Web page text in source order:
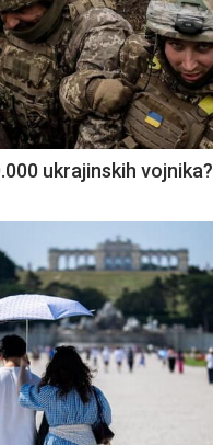
ukrajinskih vojnika?